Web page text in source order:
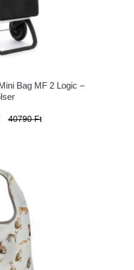
Bag MF 2 Logic –
40790 Ft